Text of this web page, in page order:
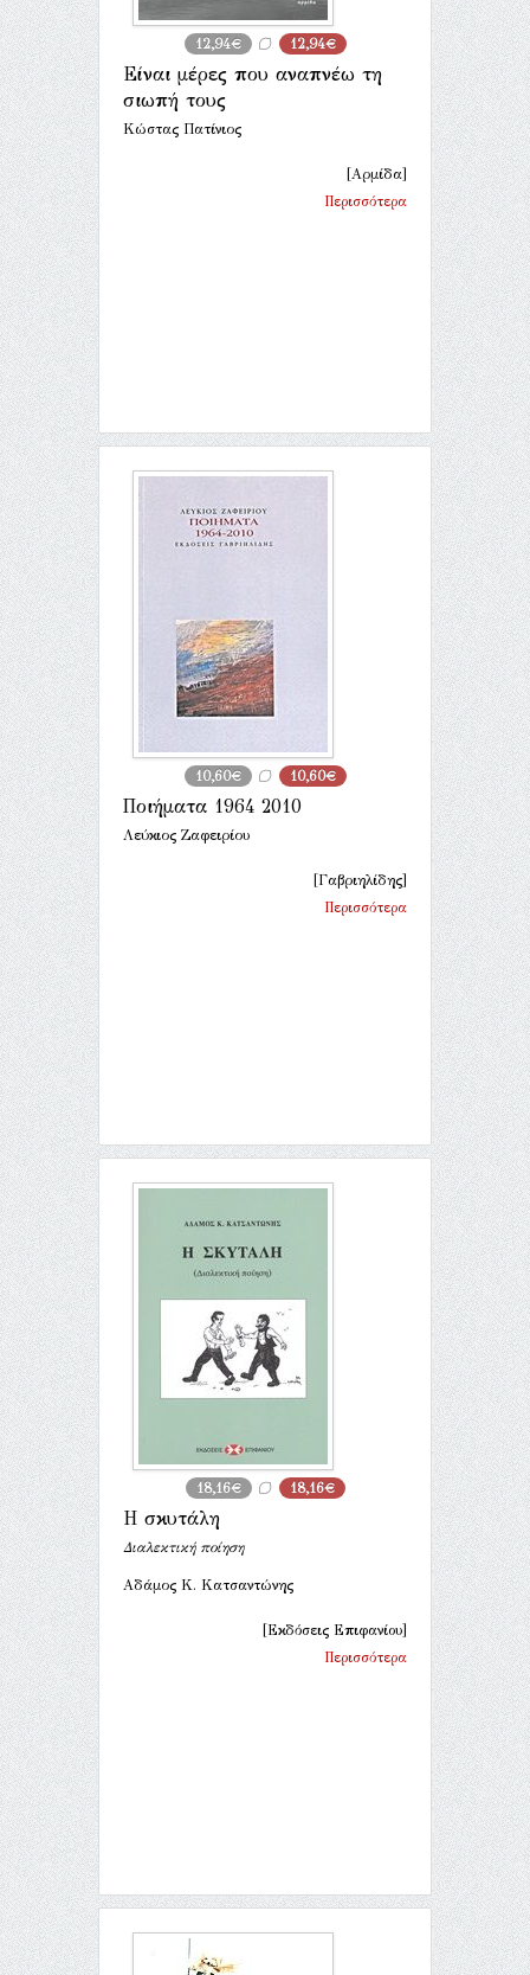
12,94€ 12,94€
Είναι μέρες που αναπνέω τη
σιωπή τους
Κώστας Πατίνιος
[Αρμίδα]
Περισσότερα
10,60€ 10,60€
Ποιήματα 1964 2010
Λεύκιος Ζαφειρίου
[Γαβριηλίδης]
Περισσότερα
18,16€ 18,16€
Η σκυτάλη
Διαλεκτική ποίηση
Αδάμος Κ. Κατσαντώνης
[Εκδόσεις Επιφανίου]
Περισσότερα